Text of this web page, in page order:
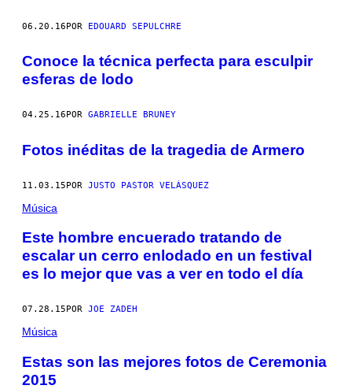
06.20.16POR EDOUARD SEPULCHRE
Conoce la técnica perfecta para esculpir
esferas de lodo
04.25.16 POR GABRIELLE BRUNEY
Fotos inéditas de la tragedia de Armero
11.03.15POR JUSTO PASTOR VELÁSQUEZ
Música
Este hombre encuerado tratando de
escalar un cerro enlodado en un festival
es lo mejor que vas a ver en todo el día
07.28.15 POR JOE ZADEH
Música
Estas son las mejores fotos de Ceremonia
2015